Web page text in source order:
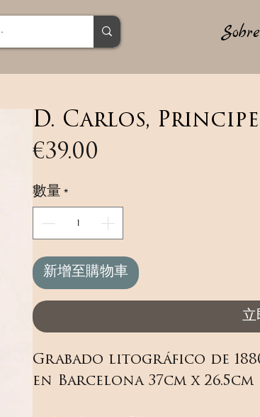
D. Carlos,
€39.00
數量*
新增至購物車
立
Grabado litográfico de
en Barcelona 37cm x 26.5cm